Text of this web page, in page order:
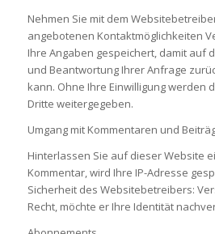
Nehmen Sie mit dem
angebotenen Kontaktmöglichkeiten
Ihre Angaben gespeichert, damit auf
und Beantwortung Ihrer Anfrage
kann. Ohne Ihre Einwilligung werden
Dritte weitergegeben.
Umgang mit Kommentaren und
Hinterlassen Sie auf dieser Website
Kommentar, wird Ihre IP-Adresse
Sicherheit des Websitebetreibers:
Recht, möchte er Ihre Identität